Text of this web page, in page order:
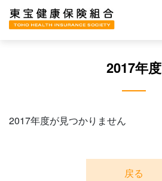
Skip
2017年度
2017年度が見つかりません
戻る